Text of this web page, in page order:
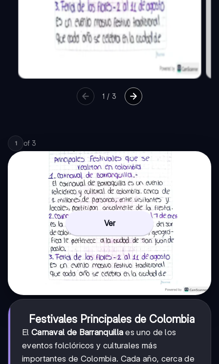
1 / 3
1 of 3
Ver
Festivales Principales de Colombia
El Carnaval de Barranquilla es uno de los
eventos folclóricos y culturales más
importantes de Colombia. Cada año, cerca de